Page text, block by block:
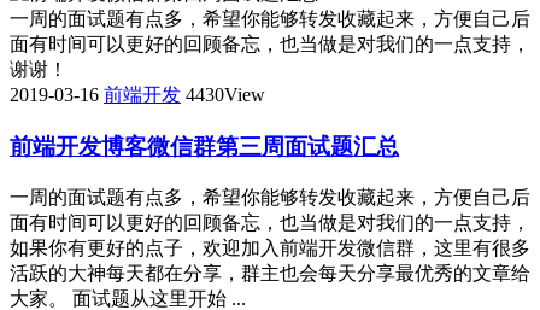
一周的面试题有点多，希望你能够转发收藏起来，方便自己后
面有时间可以更好的回顾备忘，也当做是对我们的一点支持，
谢谢！
2019-03-16 前端开发 4430View
前端开发博客微信群第三周面试题汇总
一周的面试题有点多，希望你能够转发收藏起来，方便自己后
面有时间可以更好的回顾备忘，也当做是对我们的一点支持，
如果你有更好的点子，欢迎加入前端开发微信群，这里有很多
活跃的大神每天都在分享，群主也会每天分享最优秀的文章给
大家。 面试题从这里开始 ...